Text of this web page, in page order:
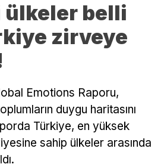
ülkeler belli
zirveye
Emotions Raporu,
duygu haritasını
Türkiye, en yüksek
sahip ülkeler arasında